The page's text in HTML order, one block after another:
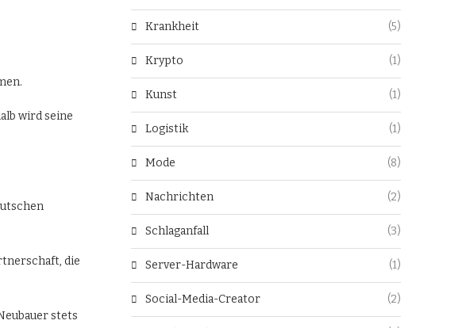
wird seine
die
stets
Krankheit (5)
Krypto (1)
Kunst (1)
Logistik (1)
Mode (8)
Nachrichten (2)
Schlaganfall (3)
Server-Hardware (1)
Social-Media-Creator (2)